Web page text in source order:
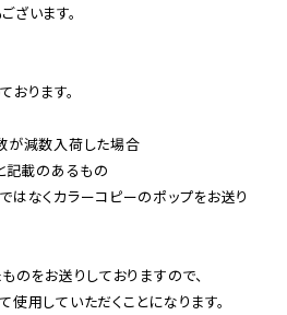
ざいます。
ります。
が減数入荷した場合
記載のあるもの
はなくカラーコピーのポップをお送り
のをお送りしておりますので、
用していただくことになります。